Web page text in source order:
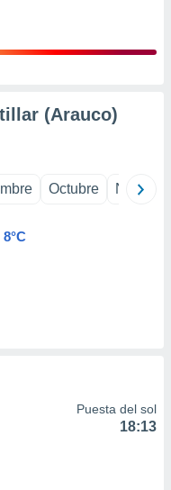
(Arauco)
Octubre
8°C
Puesta del sol
18:13